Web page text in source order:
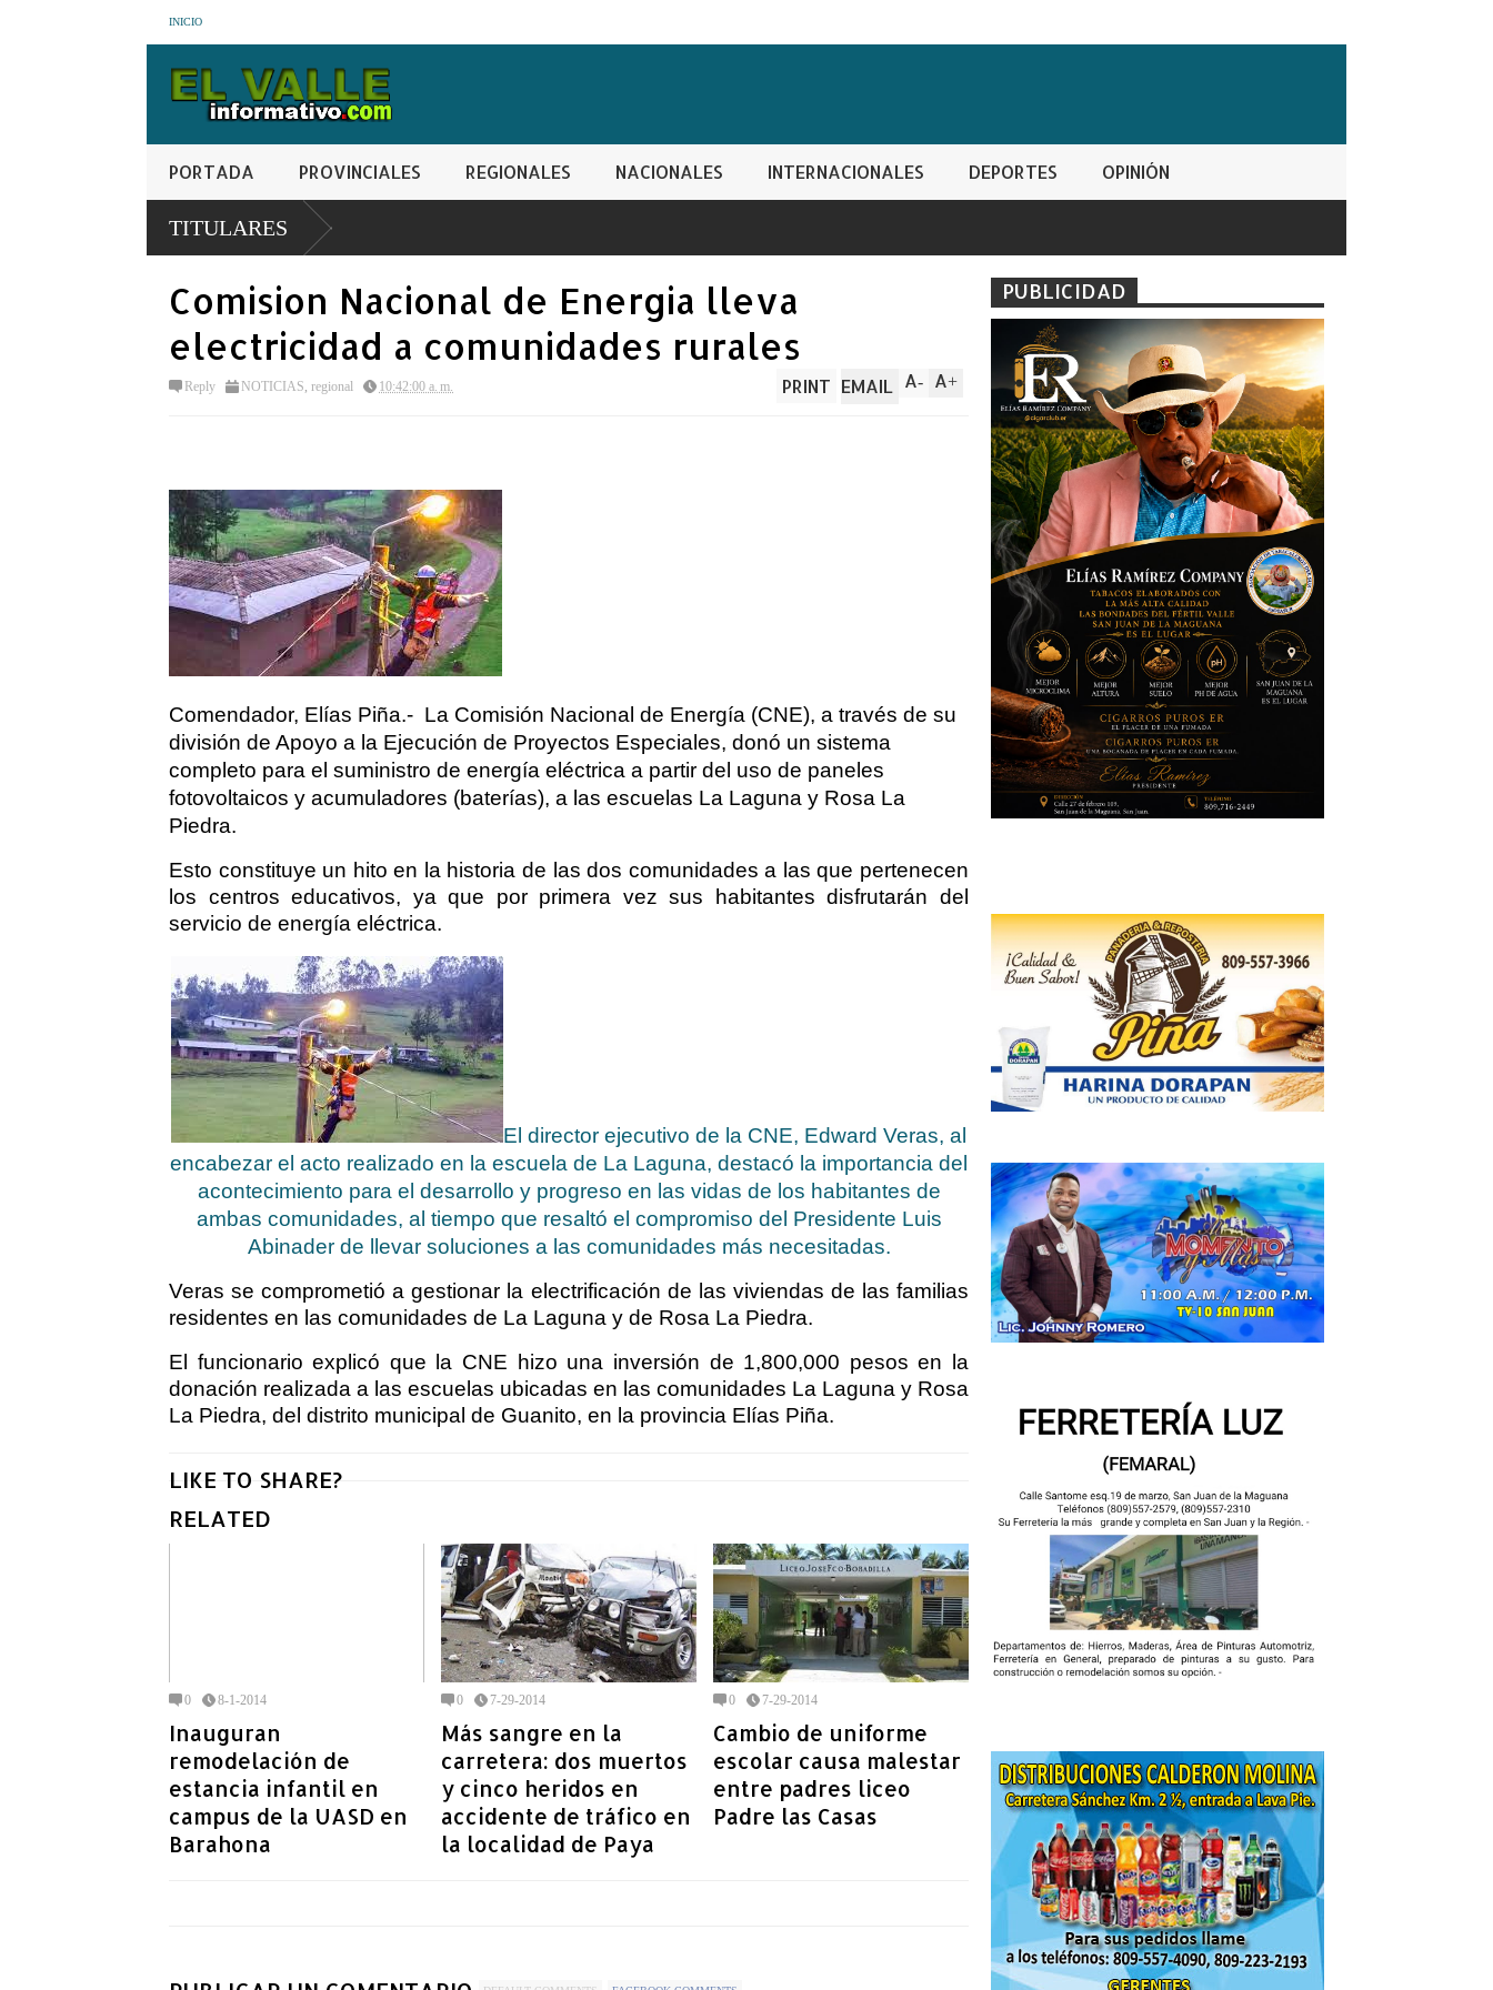
INICIO
PORTADA PROVINCIALES REGIONALES NACIONALES INTERNACIONALES DEPORTES OPINIÓN
TITULARES
Comision Nacional de Energia lleva
electricidad a comunidades rurales
Reply NOTICIAS, regional 10:42:00 a. m. A+
A-
PRINT EMAIL
Comendador, Elías Piña.- La Comisión Nacional de Energía (CNE), a través de su
división de Apoyo a la Ejecución de Proyectos Especiales, donó un sistema
completo para el suministro de energía eléctrica a partir del uso de paneles
fotovoltaicos y acumuladores (baterías), a las escuelas La Laguna y Rosa La
Piedra.
Esto constituye un hito en la historia de las dos comunidades a las que pertenecen
los centros educativos, ya que por primera vez sus habitantes disfrutarán del
servicio de energía eléctrica.
El director ejecutivo de la CNE, Edward Veras, al
encabezar el acto realizado en la escuela de La Laguna, destacó la importancia del
acontecimiento para el desarrollo y progreso en las vidas de los habitantes de
ambas comunidades, al tiempo que resaltó el compromiso del Presidente Luis
Abinader de llevar soluciones a las comunidades más necesitadas.
Veras se comprometió a gestionar la electrificación de las viviendas de las familias
residentes en las comunidades de La Laguna y de Rosa La Piedra.
El funcionario explicó que la CNE hizo una inversión de 1,800,000 pesos en la
donación realizada a las escuelas ubicadas en las comunidades La Laguna y Rosa
La Piedra, del distrito municipal de Guanito, en la provincia Elías Piña.
LIKE TO SHARE?
RELATED
0 8-1-2014
Inauguran
remodelación de
estancia infantil en
campus de la UASD en
Barahona
0 7-29-2014
Más sangre en la
carretera: dos muertos
y cinco heridos en
accidente de tráfico en
la localidad de Paya
0 7-29-2014
Cambio de uniforme
escolar causa malestar
entre padres liceo
Padre las Casas
PUBLICIDAD